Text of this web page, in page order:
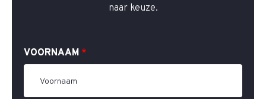
naar keuze.
VOORNAAM *